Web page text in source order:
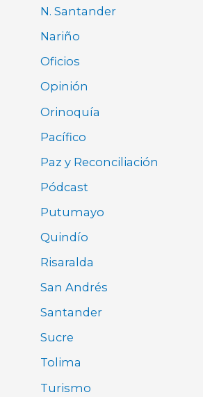
N. Santander
Nariño
Oficios
Opinión
Orinoquía
Pacífico
Paz y Reconciliación
Pódcast
Putumayo
Quindío
Risaralda
San Andrés
Santander
Sucre
Tolima
Turismo